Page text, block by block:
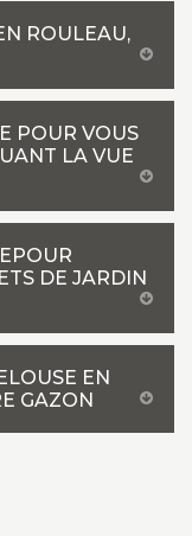
ROULEAU,
POUR VOUS
LA VUE
DE JARDIN
EN
GAZON